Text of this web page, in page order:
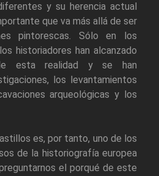
y su herencia actual
que va más allá de ser
pintorescas. Sólo en los
historiadores han alcanzado
esta realidad y se han
los levantamientos
arqueológicas y los
es, por tanto, uno de los
de la historiografía europea
el porqué de este